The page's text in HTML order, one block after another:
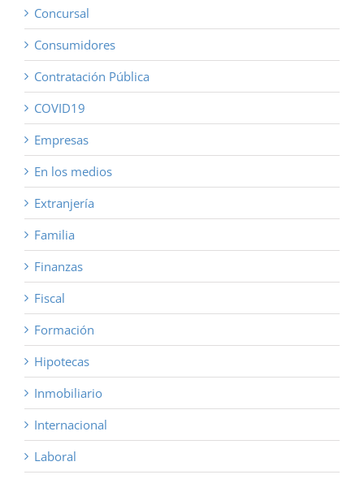
Concursal
Consumidores
Contratación Pública
COVID19
Empresas
En los medios
Extranjería
Familia
Finanzas
Fiscal
Formación
Hipotecas
Inmobiliario
Internacional
Laboral